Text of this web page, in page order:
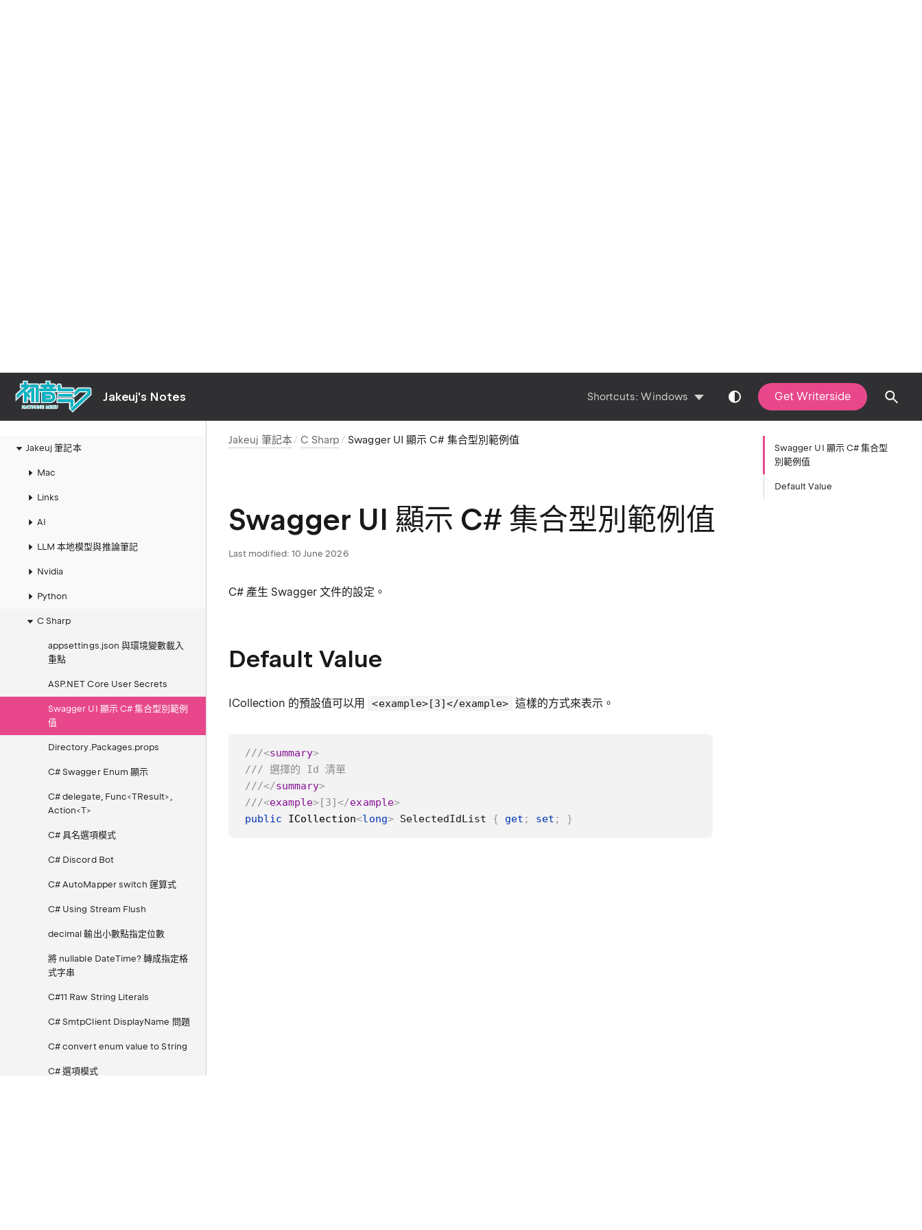
Jakeuj's Notes Shortcuts:Windows Get Writerside
Jakeuj 筆記本
Mac
Links
AI
LLM 本地模型與推論筆記
Nvidia
Python
C Sharp
appsettings.json 與環境變數載入
重點
ASP.NET Core User Secrets
Swagger UI 顯示 C# 集合型別範例
值
Directory.Packages.props
C# Swagger Enum 顯示
C# delegate, Func<TResult>,
Action<T>
C# 具名選項模式
C# Discord Bot
C# AutoMapper switch 運算式
C# Using Stream Flush
decimal 輸出小數點指定位數
將 nullable DateTime? 轉成指定格
式字串
C#11 Raw String Literals
C# SmtpClient DisplayName 問題
C# convert enum value to String
C# 選項模式
Jakeuj 筆記本 C Sharp Swagger UI 顯示 C# 集合型別範例值
Swagger UI 顯示 C# 集合型別範例值
Last modified: 10 June 2026
C# 產生 Swagger 文件的設定。
Default Value
ICollection 的預設值可以用 <example>[3]</example> 這樣的方式來表示。
///<summary>
/// 選擇的 Id 清單
///</summary>
///<example>[3]</example>
public
ICollection<long> SelectedIdList { get ; set ; }
Swagger UI 顯示 C# 集合型
別範例值
Default Value